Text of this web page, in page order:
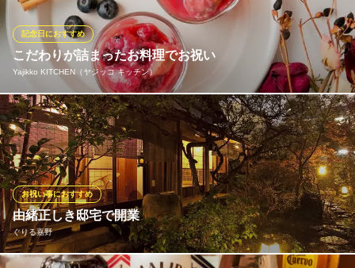
レートを1,500円(税抜)～承ります♪場の雰囲気を華やかに盛上げ
る演出をサポート。思い出に残るひとときを当店にてお過ごしく
ださい。
wine cafe Pub Jack 本八幡店
酒屋直営ワインビストロ
ＪＲ総武線本八幡駅 徒歩3分
千葉県市川市南八幡4-4-14 東洋マンション1F
こだわりが詰まったお料理でお祝い
Yajikko KITCHEN（ヤジッコ キッチン）
記念日におすすめ
記念日や誕生日のお祝いの場としてもおすすめ！デートやご夫婦
で、ぜひご利用ください。当店の温かみあふれる手作り料理はも
ちろん、メッセージ付のデザートプレートのご用意ご相談も承り
ますので、ご予約時にお申し付けください。思わぬサプライズ演
出に、主役の方もきっと喜んでいただけるはずです♪
Yajikko KITCHEN（ヤジッコ キッチン）
発酵×スパイス食堂
ＪＲ総武線本八幡駅南口 徒歩6分
由緒正しき邸宅で開業
ぐりる嘉野
お祝い事におすすめ